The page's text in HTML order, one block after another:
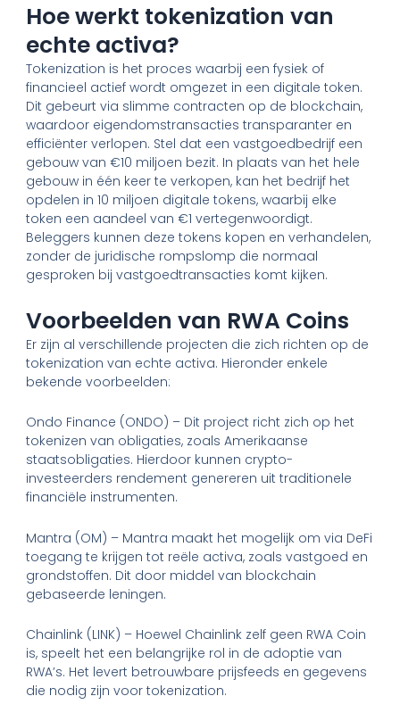
Hoe werkt tokenization van
echte activa?
Tokenization is het proces waarbij een fysiek of
financieel actief wordt omgezet in een digitale token.
Dit gebeurt via slimme contracten op de blockchain,
waardoor eigendomstransacties transparanter en
efficiënter verlopen. Stel dat een vastgoedbedrijf een
gebouw van €10 miljoen bezit. In plaats van het hele
gebouw in één keer te verkopen, kan het bedrijf het
opdelen in 10 miljoen digitale tokens, waarbij elke
token een aandeel van €1 vertegenwoordigt.
Beleggers kunnen deze tokens kopen en verhandelen,
zonder de juridische rompslomp die normaal
gesproken bij vastgoedtransacties komt kijken.
Voorbeelden van RWA Coins
Er zijn al verschillende projecten die zich richten op de
tokenization van echte activa. Hieronder enkele
bekende voorbeelden:
Ondo Finance (ONDO) – Dit project richt zich op het
tokenizen van obligaties, zoals Amerikaanse
staatsobligaties. Hierdoor kunnen crypto-
investeerders rendement genereren uit traditionele
financiële instrumenten.
Mantra (OM) – Mantra maakt het mogelijk om via DeFi
toegang te krijgen tot reële activa, zoals vastgoed en
grondstoffen. Dit door middel van blockchain
gebaseerde leningen.
Chainlink (LINK) – Hoewel Chainlink zelf geen RWA Coin
is, speelt het een belangrijke rol in de adoptie van
RWA’s. Het levert betrouwbare prijsfeeds en gegevens
die nodig zijn voor tokenization.